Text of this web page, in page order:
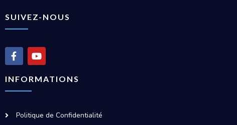
SUIVEZ-NOUS
INFORMATIONS
Politique de Confidentialité